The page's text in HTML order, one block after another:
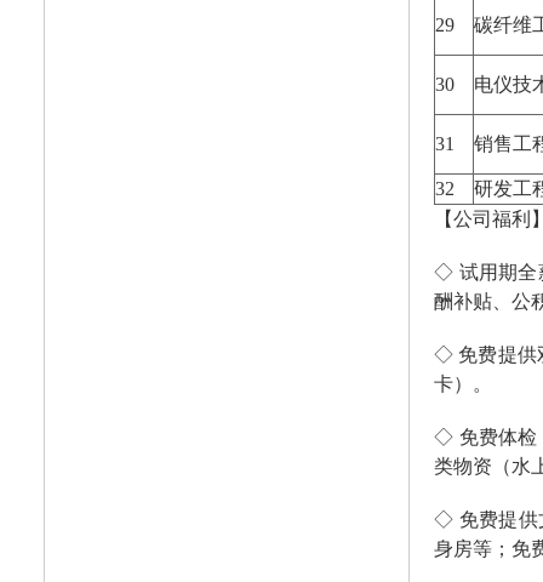
29 碳纤维
30 电仪技
31 销售工
32
研发工
【公司福利
◇ 试用期全
酬补贴、公
◇ 免费提供
卡）。
◇ 免费体检
类物资（水
◇ 免费提供
身房等；免